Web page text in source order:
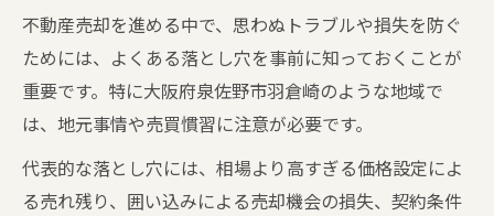
不動産売却を進める中で、思わぬトラブルや損失を防ぐ
ためには、よくある落とし穴を事前に知っておくことが
重要です。特に大阪府泉佐野市羽倉崎のような地域で
は、地元事情や売買慣習に注意が必要です。
代表的な落とし穴には、相場より高すぎる価格設定によ
る売れ残り、囲い込みによる売却機会の損失、契約条件